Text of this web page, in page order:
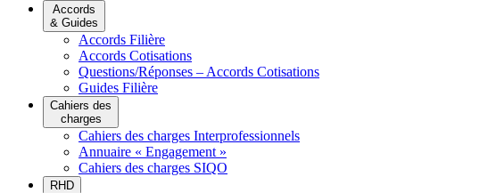
Accords
& Guides
Accords Filière
Accords Cotisations
Questions/Réponses – Accords Cotisations
Guides Filière
Cahiers des
charges
Cahiers des charges Interprofessionnels
Annuaire « Engagement »
Cahiers des charges SIQO
RHD